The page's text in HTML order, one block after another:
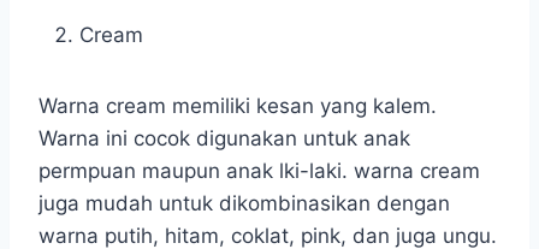
Cream
Warna cream memiliki kesan yang kalem.
Warna ini cocok digunakan untuk anak
permpuan maupun anak lki-laki. warna cream
juga mudah untuk dikombinasikan dengan
warna putih, hitam, coklat, pink, dan juga ungu.